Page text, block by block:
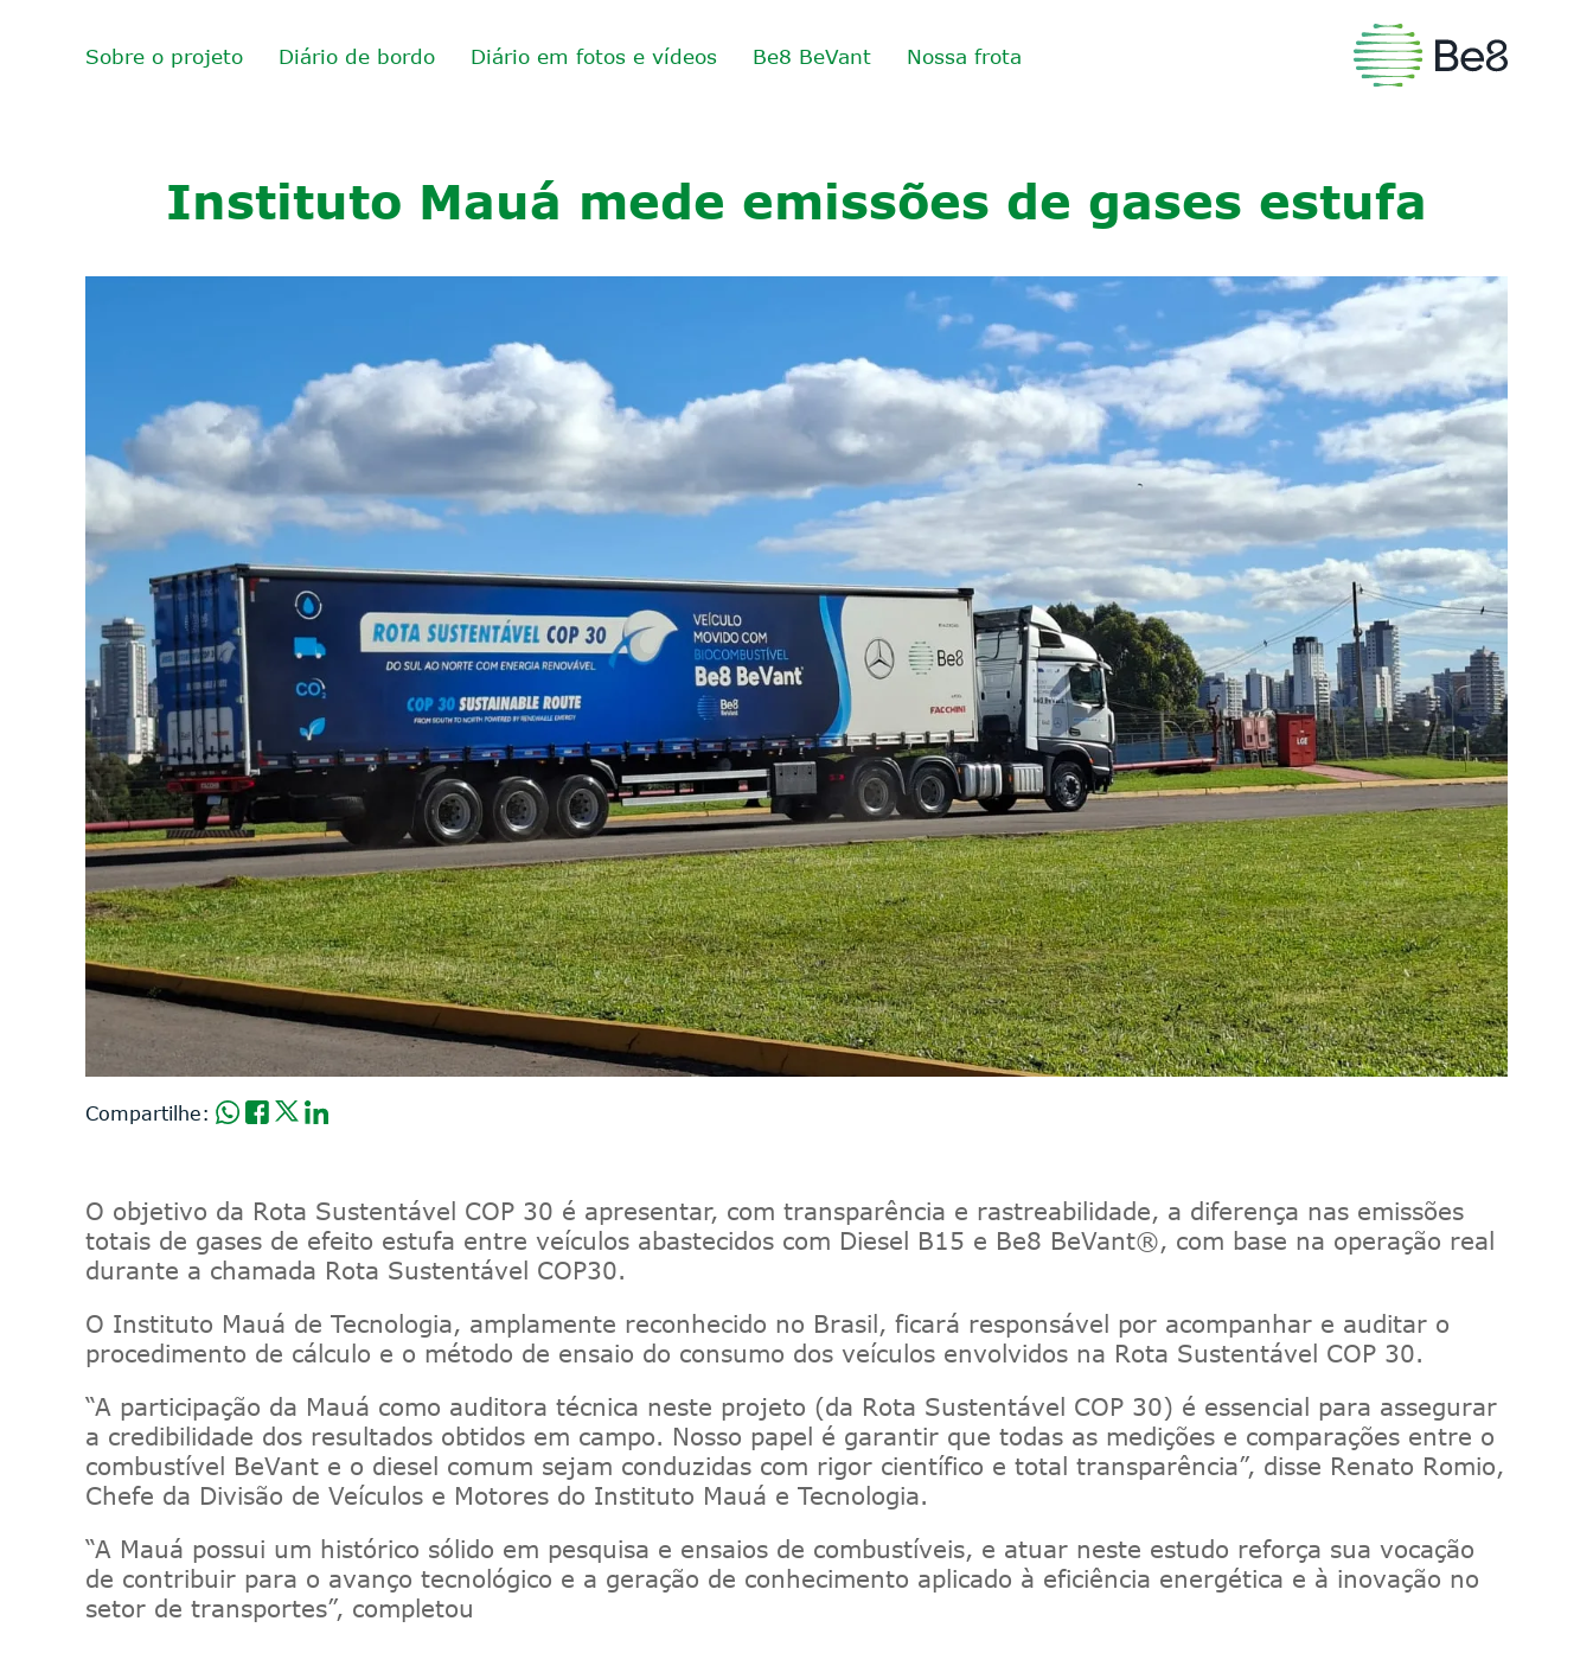
Sobre o projeto Diário de bordo Diário em fotos e vídeos Be8 BeVant Nossa frota
Instituto Mauá mede emissões de gases estufa
Compartilhe:
O objetivo da Rota Sustentável COP 30 é apresentar, com transparência e rastreabilidade, a diferença nas emissões
totais de gases de efeito estufa entre veículos abastecidos com Diesel B15 e Be8 BeVant®, com base na operação real
durante a chamada Rota Sustentável COP30.
O Instituto Mauá de Tecnologia, amplamente reconhecido no Brasil, ficará responsável por acompanhar e auditar o
procedimento de cálculo e o método de ensaio do consumo dos veículos envolvidos na Rota Sustentável COP 30.
“A participação da Mauá como auditora técnica neste projeto (da Rota Sustentável COP 30) é essencial para assegurar
a credibilidade dos resultados obtidos em campo. Nosso papel é garantir que todas as medições e comparações entre o
combustível BeVant e o diesel comum sejam conduzidas com rigor científico e total transparência”, disse Renato Romio,
Chefe da Divisão de Veículos e Motores do Instituto Mauá e Tecnologia.
“A Mauá possui um histórico sólido em pesquisa e ensaios de combustíveis, e atuar neste estudo reforça sua vocação
de contribuir para o avanço tecnológico e a geração de conhecimento aplicado à eficiência energética e à inovação no
setor de transportes”, completou